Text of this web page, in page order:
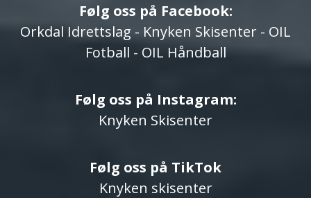
Følg oss på Facebook:
Orkdal Idrettslag - Knyken Skisenter - OIL
Fotball - OIL Håndball
Følg oss på Instagram:
Knyken Skisenter
Følg oss på TikTok
Knyken skisenter